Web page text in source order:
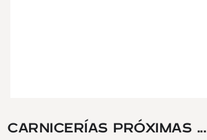
CARNICERÍAS PRÓXIMAS ...